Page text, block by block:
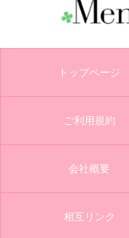
トップページ
ご利用規約
会社概要
相互リンク